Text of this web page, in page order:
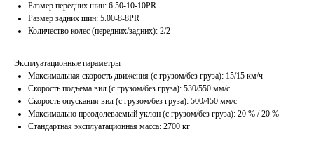
Размер передних шин: 6.50-10-10PR
Размер задних шин: 5.00-8-8PR
Количество колес (передних/задних): 2/2
Эксплуатационные параметры
Максимальная скорость движения (с грузом/без груза): 15/15 км/ч
Скорость подъема вил (с грузом/без груза): 530/550 мм/с
Скорость опускания вил (с грузом/без груза): 500/450 мм/с
Максимально преодолеваемый уклон (с грузом/без груза): 20 % / 20 %
Стандартная эксплуатационная масса: 2700 кг